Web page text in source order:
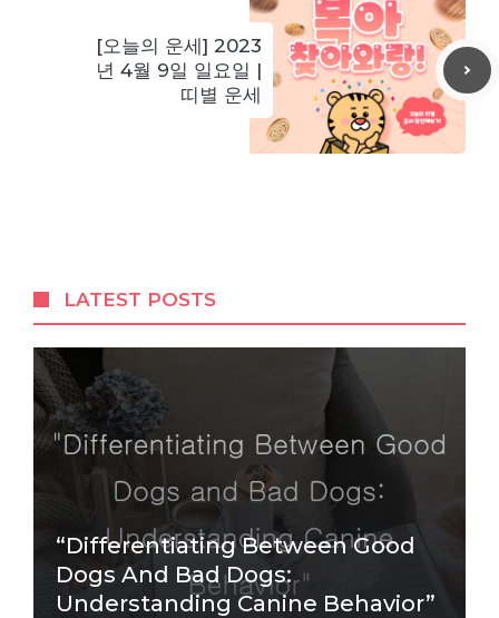
[오늘의 운세] 2023
년 4월 9일 일요일 |
띠별 운세
LATEST POSTS
“Differentiating Between Good
Dogs And Bad Dogs:
Understanding Canine Behavior”